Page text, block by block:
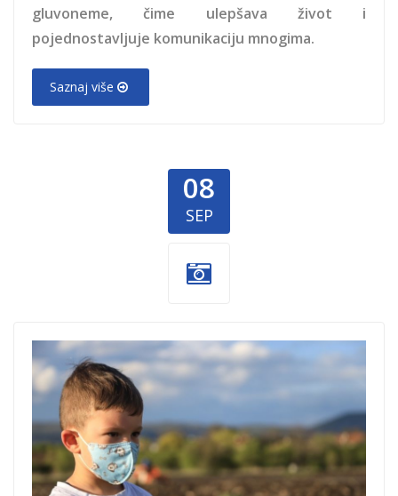
gluvoneme, čime ulepšava život i
pojednostavljuje komunikaciju mnogima.
Saznaj više
08
SEP
milan-maric-
maske.jpg